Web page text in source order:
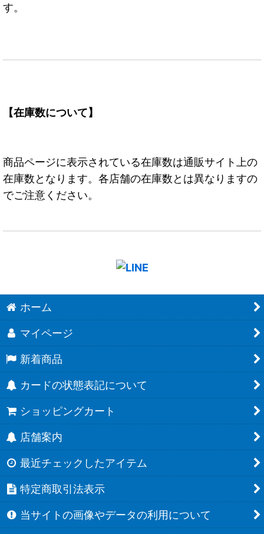
す。
【在庫数について】
商品ページに表示されている在庫数は通販サイト上の
在庫数となります。各店舗の在庫数とは異なりますの
でご注意ください。
ホーム
マイページ
新着商品
カードの状態表記について
ショッピングカート
店舗案内
最近チェックしたアイテム
特定商取引法表示
当サイトの画像やデータの利用について